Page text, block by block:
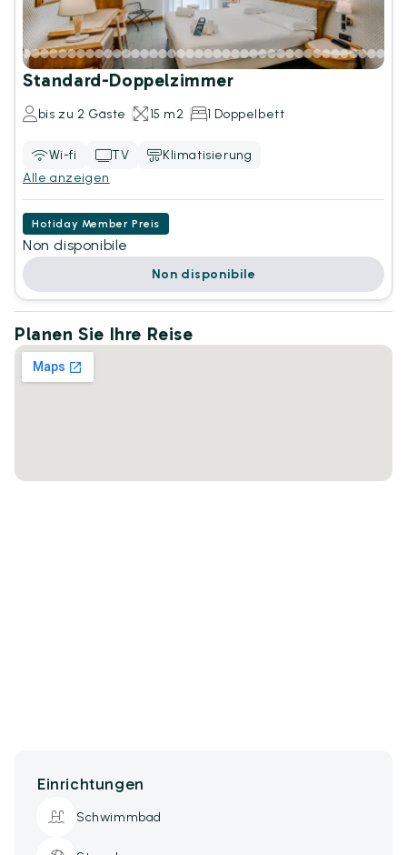
Standard-Doppelzimmer
bis zu 2 Gäste 15 m2 1 Doppelbett
Wi-fi TV
Klimatisierung
Alle anzeigen
Hotiday Member Preis
Non disponibile
Non disponibile
Planen Sie Ihre Reise
Einrichtungen
Schwimmbad